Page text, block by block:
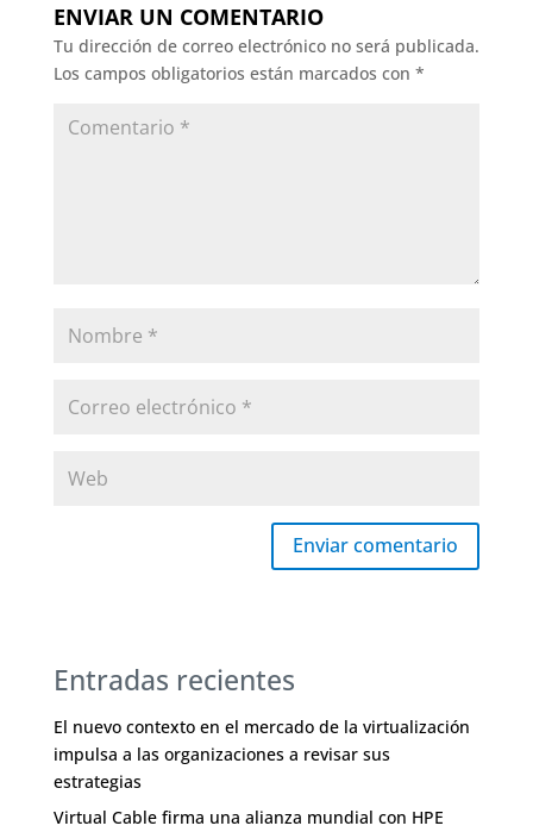
ENVIAR UN COMENTARIO
Tu dirección de correo electrónico no será publicada.
Los campos obligatorios están marcados con *
Enviar comentario
Entradas recientes
El nuevo contexto en el mercado de la virtualización
impulsa a las organizaciones a revisar sus
estrategias
Virtual Cable firma una alianza mundial con HPE